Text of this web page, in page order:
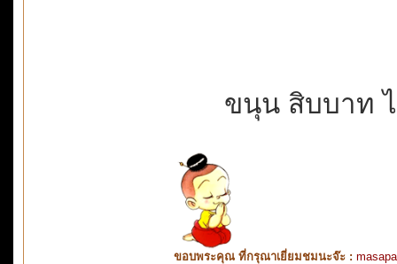
ขนุน สิบบาท
ขอบพระคุณ ที่กรุณาเยี่ยมชมนะจ๊ะ :